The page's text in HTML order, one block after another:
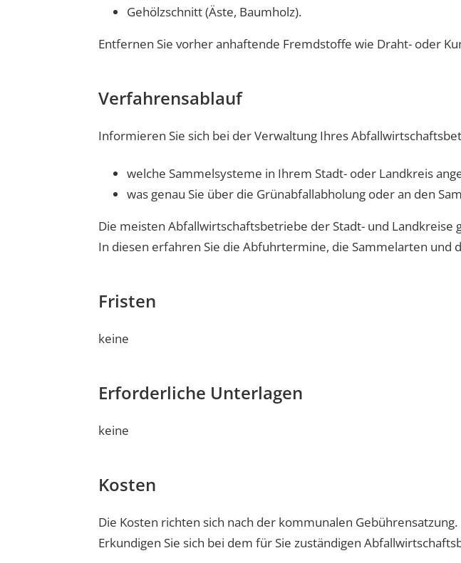
Gehölzschnitt (Äste, Baumholz).
Entfernen Sie vorher anhaftende Fremdstoffe wie Draht- oder
Verfahrensablauf
Informieren Sie sich bei der Verwaltung Ihres
welche Sammelsysteme in Ihrem Stadt- oder Landkreis
was genau Sie über die Grünabfallabholung oder an den
Die meisten Abfallwirtschaftsbetriebe der Stadt- und Landkreise
In diesen erfahren Sie die Abfuhrtermine, die Sammelarten und
Fristen
keine
Erforderliche Unterlagen
keine
Kosten
Die Kosten richten sich nach der kommunalen Gebührensatzung.
Erkundigen Sie sich bei dem für Sie zuständigen